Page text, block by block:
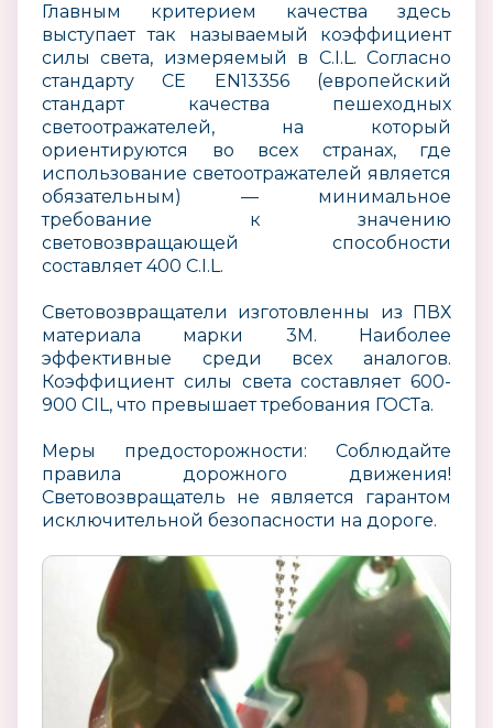
Главным критерием качества здесь
выступает так называемый коэффициент
силы света, измеряемый в C.I.L. Согласно
стандарту CE EN13356 (европейский
стандарт качества пешеходных
светоотражателей, на который
ориентируются во всех странах, где
использование светоотражателей является
обязательным) — минимальное
требование к значению
световозвращающей способности
составляет 400 C.I.L.
Световозвращатели изготовленны из ПВХ
материала марки 3М. Наиболее
эффективные среди всех аналогов.
Коэффициент силы света составляет 600-
900 CIL, что превышает требования ГОСТа.
Меры предосторожности: Соблюдайте
правила дорожного движения!
Световозвращатель не является гарантом
исключительной безопасности на дороге.